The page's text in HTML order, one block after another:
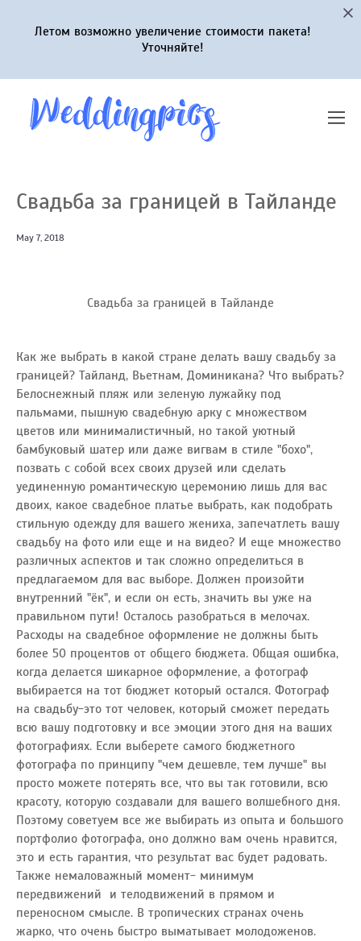
Летом возможно увеличение стоимости пакета!
Уточняйте!
Свадьба за границей в Тайланде
May 7, 2018
Свадьба за границей в Тайланде
Как же выбрать в какой стране делать вашу свадьбу за
границей? Тайланд, Вьетнам, Доминикана? Что выбрать?
Белоснежный пляж или зеленую лужайку под
пальмами, пышную свадебную арку с множеством
цветов или минималистичный, но такой уютный
бамбуковый шатер или даже вигвам в стиле "бохо",
позвать с собой всех своих друзей или сделать
уединенную романтическую церемонию лишь для вас
двоих, какое свадебное платье выбрать, как подобрать
стильную одежду для вашего жениха, запечатлеть вашу
свадьбу на фото или еще и на видео? И еще множество
различных аспектов и так сложно определиться в
предлагаемом для вас выборе. Должен произойти
внутренний "ёк", и если он есть, значить вы уже на
правильном пути! Осталось разобраться в мелочах.
Расходы на свадебное оформление не должны быть
более 50 процентов от общего бюджета. Общая ошибка,
когда делается шикарное оформление, а фотограф
выбирается на тот бюджет который остался. Фотограф
на свадьбу-это тот человек, который сможет передать
всю вашу подготовку и все эмоции этого дня на ваших
фотографиях. Если выберете самого бюджетного
фотографа по принципу "чем дешевле, тем лучше" вы
просто можете потерять все, что вы так готовили, всю
красоту, которую создавали для вашего волшебного дня.
Поэтому советуем все же выбирать из опыта и большого
портфолио фотографа, оно должно вам очень нравится,
это и есть гарантия, что результат вас будет радовать.
Также немаловажный момент- минимум
передвижений и телодвижений в прямом и
переносном смысле. В тропических странах очень
жарко, что очень быстро выматывает молодоженов.